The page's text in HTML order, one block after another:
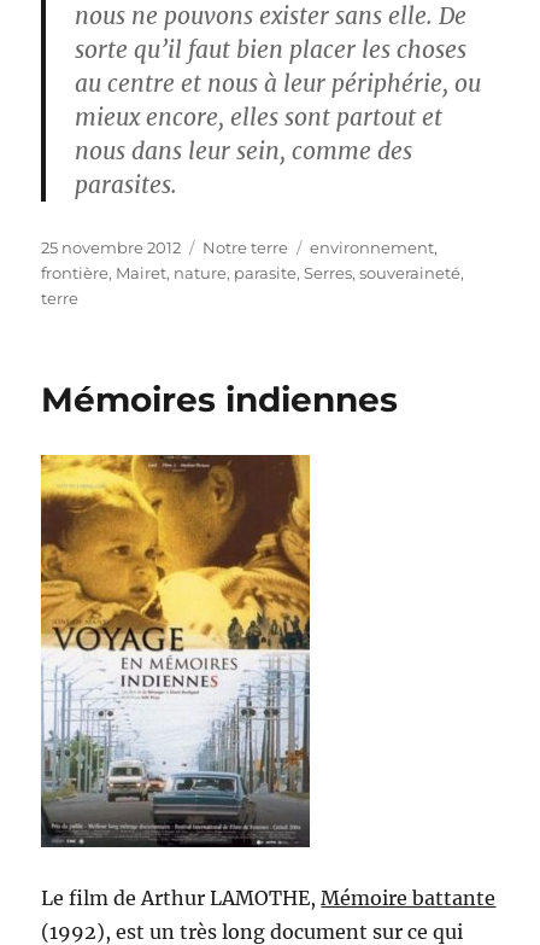
nous ne pouvons exister sans elle. De
sorte qu’il faut bien placer les choses
au centre et nous à leur périphérie, ou
mieux encore, elles sont partout et
nous dans leur sein, comme des
parasites.
Publié
le
25 novembre 2012 Catégories
Notre terre Étiquettes
environnement,
frontière, Mairet, nature, parasite,Serres,souveraineté,
terre
Mémoires indiennes
Le film de Arthur LAMOTHE,Mémoire battante
(1992), est un très long document sur ce qui